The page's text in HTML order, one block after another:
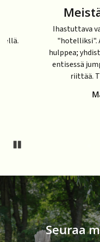
Ihastuttava vanha
"hotelliksi".
hulppea; yhdistetty
entisessä
riittää. Tila oli
Seuraa